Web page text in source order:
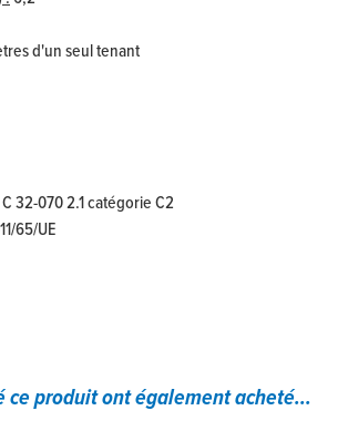
d'un seul tenant
32-070 2.1 catégorie C2
65/UE
ce produit ont également acheté...